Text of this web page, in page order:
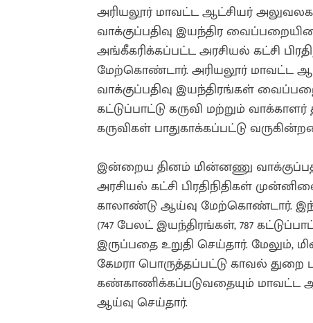
அரியலூர் மாவட்ட ஆட்சியர்
வாக்குப்பதிவு இயந்திர
அங்கீகரிக்கப்பட்ட அரசியல் கட்சி
மேற்கொண்டார். அரியலூர் மாவட்ட
வாக்குப்பதிவு இயந்திரங்கள்
கட்டுப்பாட்டு கருவி மற்றும்
கருவிகள் பாதுகாக்கப்பட்டு
இன்றைய தினம் மின்னணு
அரசியல் கட்சி பிரதிநிதிகள்
காலாண்டு ஆய்வு மேற்கொண்டார்.
(747 பேலட் இயந்திரங்கள், 787
இருப்பதை உறுதி செய்தார். மேலும்,
கேமரா பொருத்தப்பட்டு காவல் துறை
கண்காணிக்கப்படுவதையும் மாவட்ட
ஆய்வு செய்தார்.